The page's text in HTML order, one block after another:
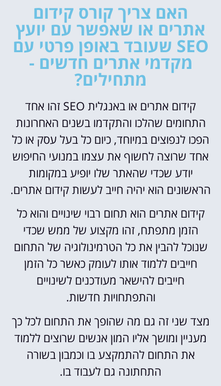
האם צריך קורס קידום
אתרים או שאפשר עם יועץ
SEO שעובד באופן פרטי עם
מקדמי אתרים חדשים -
מתחילים?
קידום אתרים או באנגלית SEO זהו אחד
התחומים שהלכו והתקדמו בשנים האחרונות
הפכו לנפוצים במיוחד, כיום כל בעל עסק או כל
אחד שרוצה לחשוף את עצמו במנועי החיפוש
יודע שכדי שהאתר שלו יופיע במקומות
הראשונים הוא יהיה חייב לעשות קידום אתרים.
קידום אתרים הוא תחום רבוי שינויים והוא כל
הזמן מתפתח, זהו מקצוע של ממש שכדי
שנוכל להבין את כל הטרמינולוגיה של התחום
חייבים ללמוד אותו לעומק כאשר כל הזמן
חייבים להישאר מעודכנים לשינויים
והתפתחויות חדשות.
מצד שני זה גם מה שהופך את התחום לכל כך
מעניין ומושך אליו המון אנשים שרוצים ללמוד
את התחום להתמקצע בו וכמבון בשורה
התחתונה גם לעבוד בו.